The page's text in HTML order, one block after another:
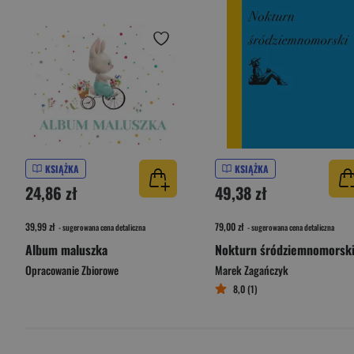
KSIĄŻKA
24,86 zł
39,99 zł - sugerowana cena detaliczna
Album maluszka
Opracowanie Zbiorowe
KSIĄŻKA
49,38 zł
79,00 zł - sugerowana cena detaliczna
Nokturn śródziemnomorski
Marek Zagańczyk
8,0 (1)